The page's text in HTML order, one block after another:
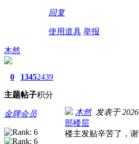
回复
使用道具 举报
木然
0
主题
1345
帖子
2439
积分
金牌会员 木然发表于
部楼层
楼主发贴辛苦了，谢